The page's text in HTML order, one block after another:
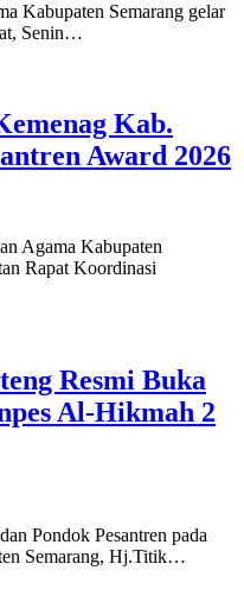
Kabupaten Semarang gelar
Senin…
Kab.
Award 2026
Agama Kabupaten
Rapat Koordinasi
Resmi Buka
Al-Hikmah 2
Pondok Pesantren pada
Semarang, Hj.Titik…